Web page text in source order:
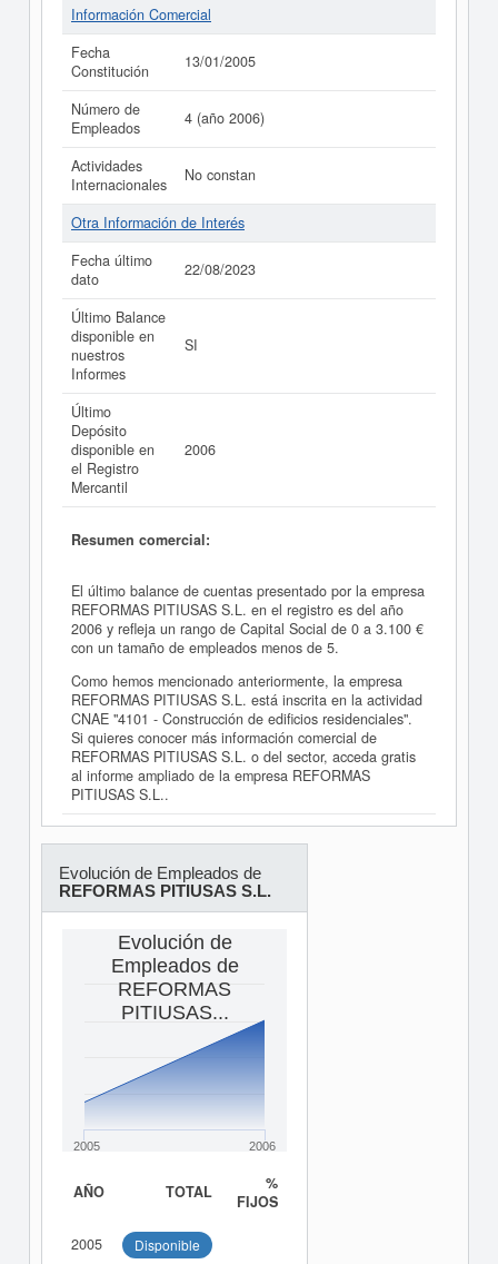
Información Comercial
Fecha
Constitución
13/01/2005
Número de
Empleados
4 (año 2006)
Actividades
Internacionales
No constan
Otra Información de Interés
Fecha último
dato
22/08/2023
Último Balance
disponible en
nuestros
Informes
SI
Último
Depósito
disponible en
el Registro
Mercantil
2006
Resumen comercial:
El último balance de cuentas presentado por la empresa
REFORMAS PITIUSAS S.L. en el registro es del año
2006 y refleja un rango de Capital Social de 0 a 3.100 €
con un tamaño de empleados menos de 5.
Como hemos mencionado anteriormente, la empresa
REFORMAS PITIUSAS S.L. está inscrita en la actividad
CNAE "4101 - Construcción de edificios residenciales".
Si quieres conocer más información comercial de
REFORMAS PITIUSAS S.L. o del sector, acceda gratis
al informe ampliado de la empresa REFORMAS
PITIUSAS S.L..
Evolución de Empleados de
REFORMAS PITIUSAS S.L.
Evolución de
Empleados de
REFORMAS
PITIUSAS...
2005 2006
AÑO TOTAL
%
FIJOS
2005 Disponible